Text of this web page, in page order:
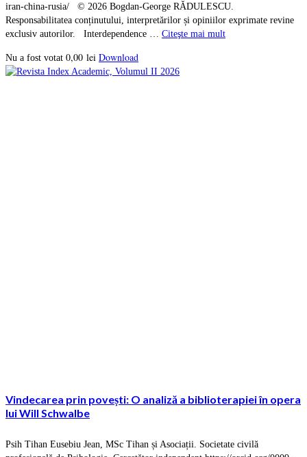
iran-china-rusia/ © 2026 Bogdan-George RĂDULESCU.
Responsabilitatea conținutului, interpretărilor și opiniilor exprimate revine
exclusiv autorilor. Interdependence … Citeşte mai mult
Nu a fost votat 0,00 lei Download
Vindecarea prin povești: O analiză a biblioterapiei în opera
lui Will Schwalbe
Psih Tihan Eusebiu Jean, MSc Tihan și Asociații. Societate civilă